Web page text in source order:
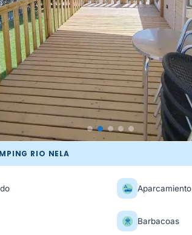
RIO NELA
Aparcamiento
Barbacoas